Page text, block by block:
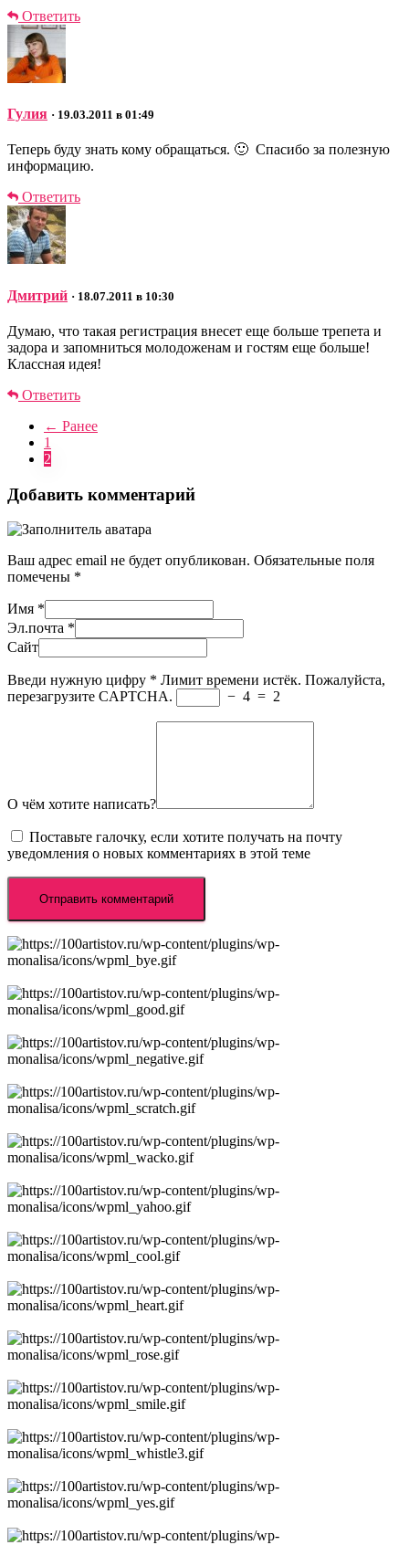
Ответить
Гулия · 19.03.2011 в 01:49
Теперь буду знать кому обращаться. 🙂 Спасибо за полезную
информацию.
Ответить
Дмитрий · 18.07.2011 в 10:30
Думаю, что такая регистрация внесет еще больше трепета и
задора и запомниться молодоженам и гостям еще больше!
Классная идея!
Ответить
← Ранее
1
2
Добавить комментарий
Ваш адрес email не будет опубликован. Обязательные поля
помечены *
Имя *
Эл.почта *
Сайт
Введи нужную цифру * Лимит времени истёк. Пожалуйста,
перезагрузите CAPTCHA.
− 4 = 2
О чём хотите написать?
Поставьте галочку, если хотите получать на почту
уведомления о новых комментариях в этой теме